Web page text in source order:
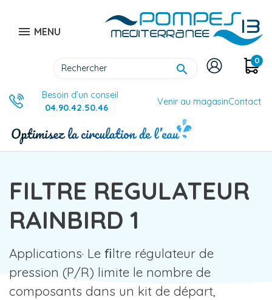
 MENU

0
Besoin d’un conseil
04.90.42.50.46
Venir au magasinContact
FILTRE REGULATEUR
RAINBIRD 1
Applications· Le ﬁltre régulateur de
pression (P/R) limite le nombre de
composants dans un kit de départ,